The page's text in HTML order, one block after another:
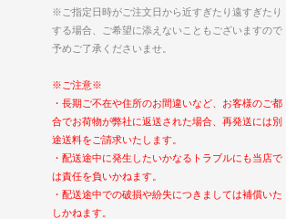
※ご指定日時がご注文日から近すぎたり遠すぎたり
する場合、ご希望に添えないこともございますので
予めご了承くださいませ。
※ご注意※
・長期ご不在や住所のお間違いなど、お客様のご都
合でお荷物が弊社に返送された場合、再発送には別
途送料をご請求いたします。
・配送途中に発生したいかなるトラブルにも当店で
は責任を負いかねます。
・配送途中での破損や紛失につきましては補償いた
しかねます。